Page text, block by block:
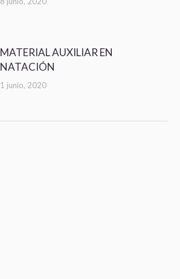
MATERIAL AUXILIAR EN
NATACIÓN
1 junio, 2020